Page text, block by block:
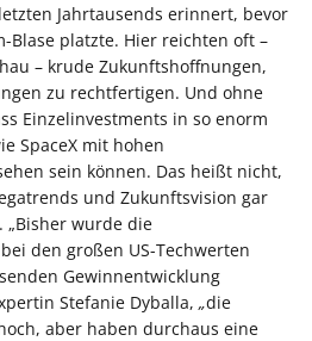
Jahrtausends erinnert, bevor
Blase platzte. Hier reichten oft –
– krude Zukunftshoffnungen,
zu rechtfertigen. Und ohne
Einzelinvestments in so enorm
SpaceX mit hohen
sein können. Das heißt nicht,
und Zukunftsvision gar
„Bisher wurde die
den großen US-Techwerten
Gewinnentwicklung
Stefanie Dyballa, „die
aber haben durchaus eine